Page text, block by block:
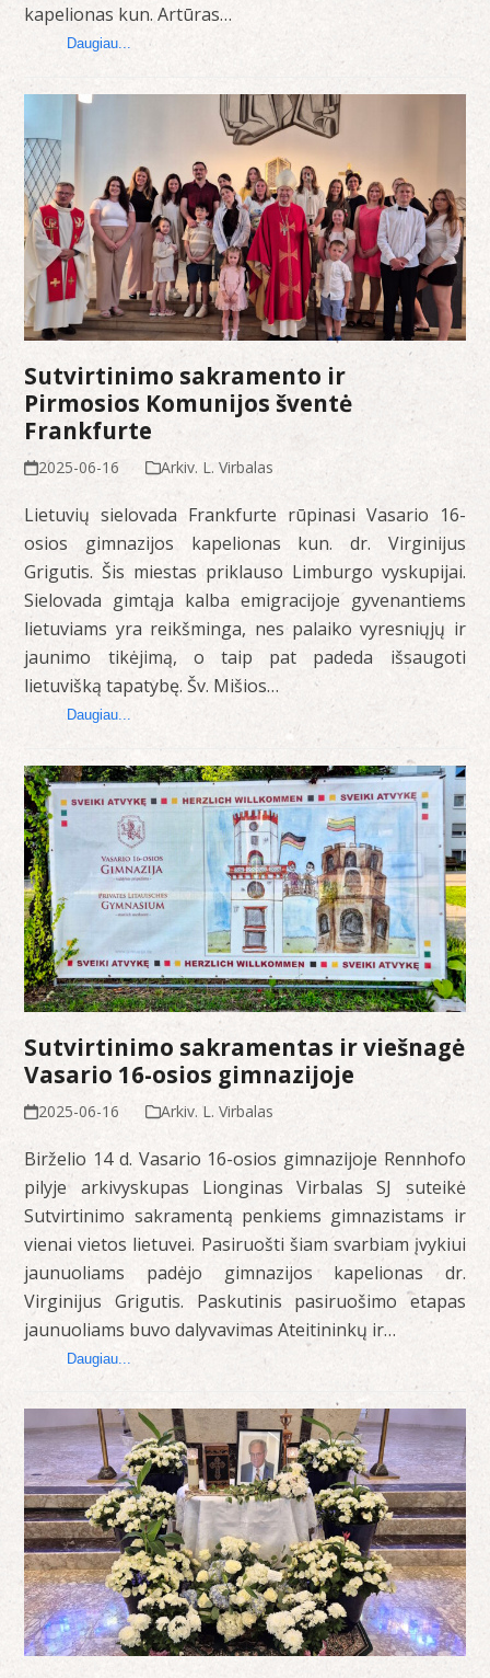
kapelionas kun. Artūras…
Daugiau...
Sutvirtinimo sakramento ir
Pirmosios Komunijos šventė
Frankfurte
2025-06-16 Arkiv. L. Virbalas
Lietuvių sielovada Frankfurte rūpinasi Vasario 16-
osios gimnazijos kapelionas kun. dr. Virginijus
Grigutis. Šis miestas priklauso Limburgo vyskupijai.
Sielovada gimtąja kalba emigracijoje gyvenantiems
lietuviams yra reikšminga, nes palaiko vyresniųjų ir
jaunimo tikėjimą, o taip pat padeda išsaugoti
lietuvišką tapatybę. Šv. Mišios…
Daugiau...
Sutvirtinimo sakramentas ir viešnagė
Vasario 16-osios gimnazijoje
2025-06-16 Arkiv. L. Virbalas
Birželio 14 d. Vasario 16-osios gimnazijoje Rennhofo
pilyje arkivyskupas Lionginas Virbalas SJ suteikė
Sutvirtinimo sakramentą penkiems gimnazistams ir
vienai vietos lietuvei. Pasiruošti šiam svarbiam įvykiui
jaunuoliams padėjo gimnazijos kapelionas dr.
Virginijus Grigutis. Paskutinis pasiruošimo etapas
jaunuoliams buvo dalyvavimas Ateitininkų ir…
Daugiau...